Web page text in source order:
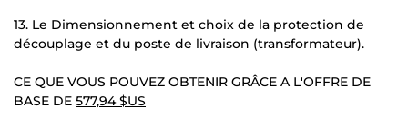
13. Le Dimensionnement et choix de la protection de
découplage et du poste de livraison (transformateur).
CE QUE VOUS POUVEZ OBTENIR GRÂCE A L'OFFRE DE
BASE DE 577,94 $US